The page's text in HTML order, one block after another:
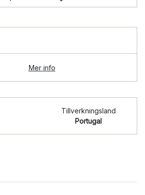
Mer info
Tillverkningsland
Portugal